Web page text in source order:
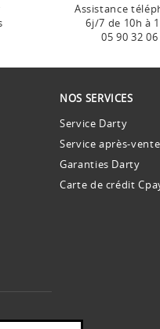
Assistance
6j/7 de 10h à
05 90 32 06
NOS SERVICES
Service Darty
Service après-vente
Garanties Darty
Carte de crédit